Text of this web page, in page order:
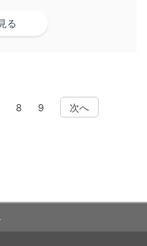
る
8 9 次へ